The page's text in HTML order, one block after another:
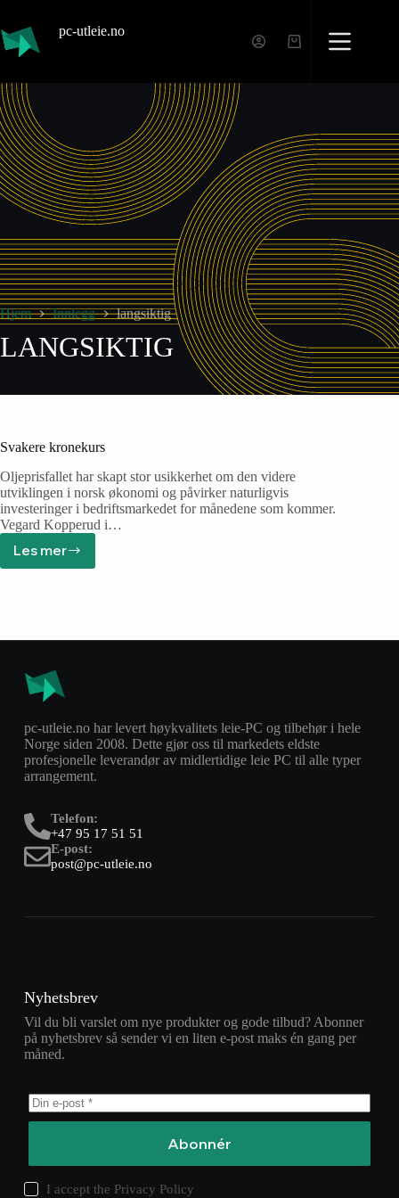
pc-utleie.no
Hjem Innlegg langsiktig
LANGSIKTIG
Svakere kronekurs
Oljeprisfallet har skapt stor usikkerhet om den videre
utviklingen i norsk økonomi og påvirker naturligvis
investeringer i bedriftsmarkedet for månedene som kommer.
Vegard Kopperud i…
Les mer
pc-utleie.no har levert høykvalitets leie-PC og tilbehør i hele
Norge siden 2008. Dette gjør oss til markedets eldste
profesjonelle leverandør av midlertidige leie PC til alle typer
arrangement.
Telefon:
+47 95 17 51 51
E-post:
post@pc-utleie.no
Nyhetsbrev
Vil du bli varslet om nye produkter og gode tilbud? Abonner
på nyhetsbrev så sender vi en liten e-post maks én gang per
måned.
Abonnér
I accept the Privacy Policy